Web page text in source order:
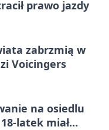
prawo jazdy
zabrzmią w
Voicingers
na osiedlu
latek miał